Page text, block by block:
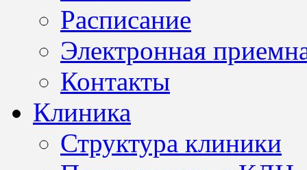
Расписание
Электронная
Контакты
Клиника
Структура клиники